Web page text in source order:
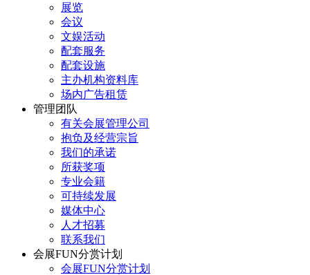
展览
会议
文娱活动
配套服务
配套设施
主办机构资料库
场内广告租赁
管理团队
有关会展管理公司
抱负及经营宗旨
我们的承诺
所获奖项
专业会籍
可持续发展
媒体中心
人才招募
联系我们
会展FUN分赏计划
会展FUN分赏计划